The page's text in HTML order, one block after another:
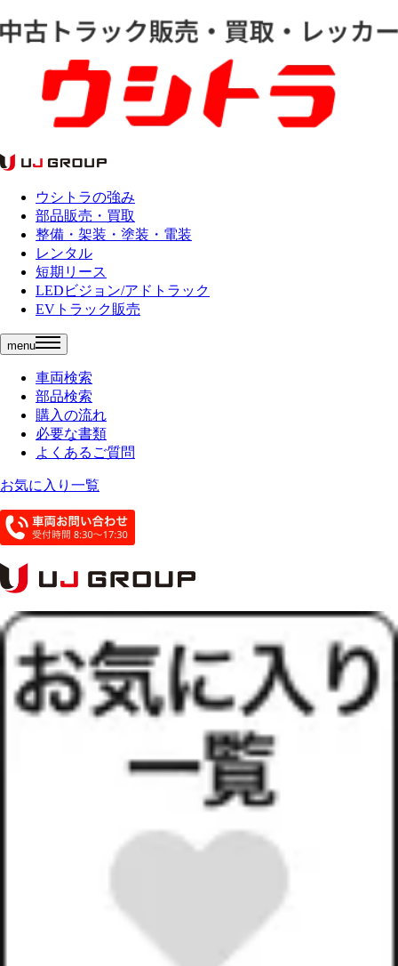
ウシトラの強み
部品販売・買取
整備・架装・塗装・電装
レンタル
短期リース
LEDビジョン/アドトラック
EVトラック販売
menu
車両検索
部品検索
購入の流れ
必要な書類
よくあるご質問
お気に入り一覧